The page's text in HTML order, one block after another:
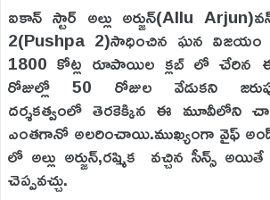
ఐకాన్ స్టార్ అల్లు అర్జున్(Allu
2(Pushpa 2)సాధించిన ఘన విజయం
1800 కోట్ల రూపాయిల క్లబ్ లో చేరిన
రోజుల్లో 50 రోజుల వేడుకని
దర్శకత్వంలో తెరకెక్కిన ఈ మూవీలోని చాలా
ఎంతగానో అలరించాయి.ముఖ్యంగా వైఫ్ అండ్
లో అల్లు అర్జున్,రష్మిక వచ్చిన సీన్స్
చెప్పవచ్చు.